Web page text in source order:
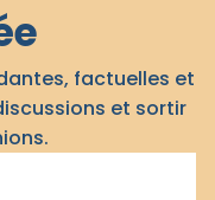
factuelles et
et sortir